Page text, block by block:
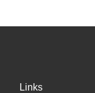
Links